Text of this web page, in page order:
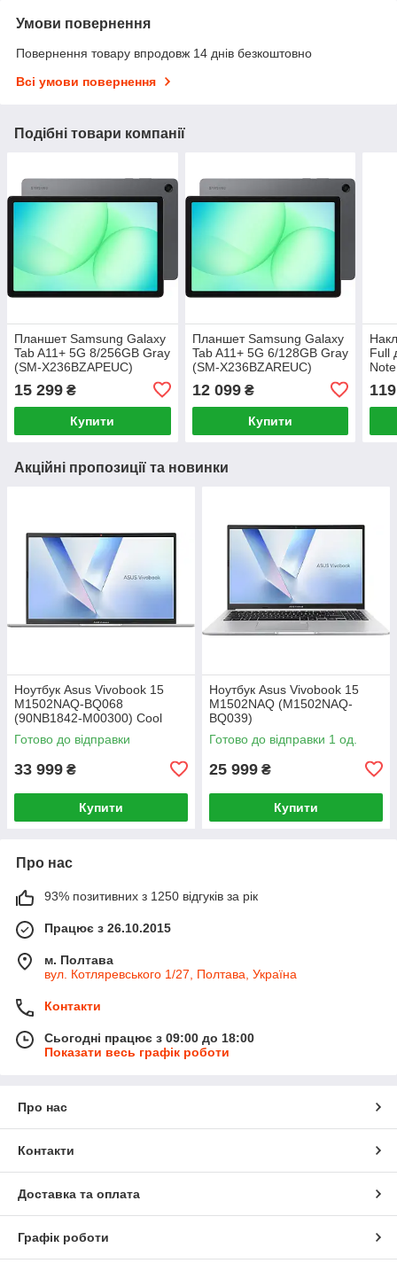
Умови повернення
Повернення товару впродовж 14 днів безкоштовно
Всі умови повернення
Подібні товари компанії
Планшет Samsung Galaxy
Tab A11+ 5G 8/256GB Gray
(SM-X236BZAPEUC)
15 299 ₴
Купити
Планшет Samsung Galaxy
Tab A11+ 5G 6/128GB Gray
(SM-X236BZAREUC)
12 099₴
Купити
Full
119
Акційні пропозиції та новинки
Ноутбук Asus Vivobook 15
M1502NAQ-BQ068
(90NB1842-M00300) Cool
Silver
Готово до відправки
33 999 ₴
Купити
Ноутбук Asus Vivobook 15
M1502NAQ (M1502NAQ-
BQ039)
Готово до відправки 1 од.
25 999 ₴
Купити
Про нас
93% позитивних з 1250 відгуків за рік
Працює з 26.10.2015
м. Полтава
вул. Котляревського 1/27, Полтава, Україна
Контакти
Сьогодні працює з 09:00 до 18:00
Показати весь графік роботи
Про нас
Контакти
Доставка та оплата
Графік роботи